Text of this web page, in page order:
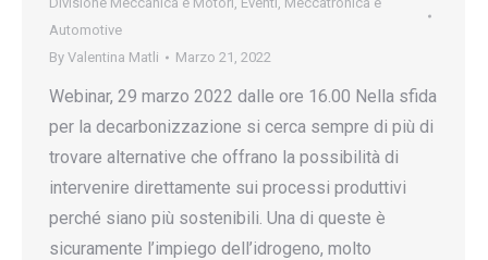
Automotive
By Valentina Matli Marzo 21, 2022
Webinar, 29 marzo 2022 dalle ore 16.00 Nella sfida
per la decarbonizzazione si cerca sempre di più di
trovare alternative che offrano la possibilità di
intervenire direttamente sui processi produttivi
perché siano più sostenibili. Una di queste è
sicuramente l’impiego dell’idrogeno, molto